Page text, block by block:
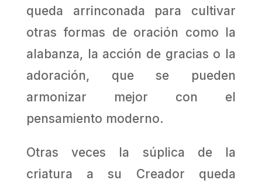
queda arrinconada para cultivar
otras formas de oración como la
alabanza, la acción de gracias o la
adoración, que se pueden
armonizar mejor con el
pensamiento moderno.
Otras veces la súplica de la
criatura a su Creador queda